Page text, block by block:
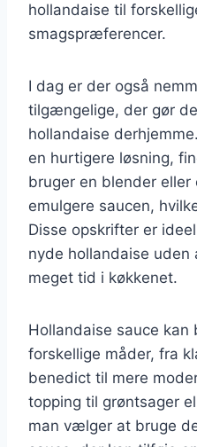
hollandaise til
smagspræferencer.
I dag er der også
tilgængelige, der gør
hollandaise
en hurtigere løsning,
bruger en blender
emulgere saucen,
Disse opskrifter er
nyde hollandaise uden
meget tid i køkkenet.
Hollandaise sauce kan
forskellige måder, fra
benedict til mere
topping til grøntsager
man vælger at bruge